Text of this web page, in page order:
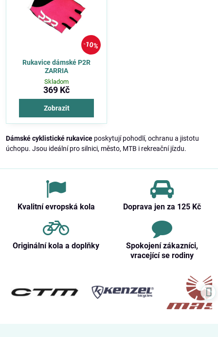
10%
Rukavice dámské P2R
ZARRIA
Skladom
369 Kč
Zobrazit
Dámské cyklistické rukavice poskytují pohodlí, ochranu a jistotu
úchopu. Jsou ideální pro silnici, město, MTB i rekreační jízdu.
Kvalitní evropská kola Doprava jen za 125 Kč
Originální kola a doplňky
Spokojení zákazníci,
vracející se rodiny